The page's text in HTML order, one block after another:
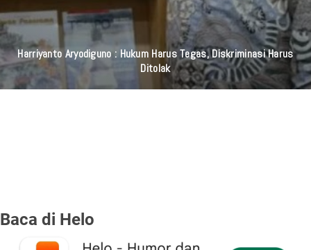
Harriyanto Aryodiguno : Hukum Harus Tegas, Diskriminasi Harus
Ditolak
Baca di Helo